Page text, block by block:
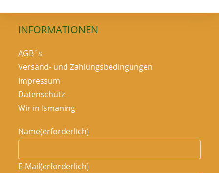
INFORMATIONEN
AGB´s
Versand- und Zahlungsbedingungen
Impressum
Datenschutz
Wir in Ismaning
Name(erforderlich)
E-Mail(erforderlich)